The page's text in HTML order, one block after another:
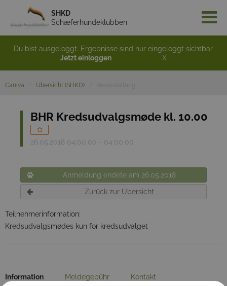
SHKD
Schæferhundeklubben
Du bist ausgeloggt. Ergebnisse sind nur eingeloggt sichtbar.
Jetzt einloggen
X
Caniva Übersicht (SHKD)
BHR Kredsudvalgsmøde kl. 10.00
26.05.2018 04:00:00 - 04:00:00
Anmeldung endete am 26.05.2018
Zurück zur Übersicht
Teilnehmerinformation:
Kredsudvalgsmødes kun for kredsudvalget
Information Meldegebühr Kontakt